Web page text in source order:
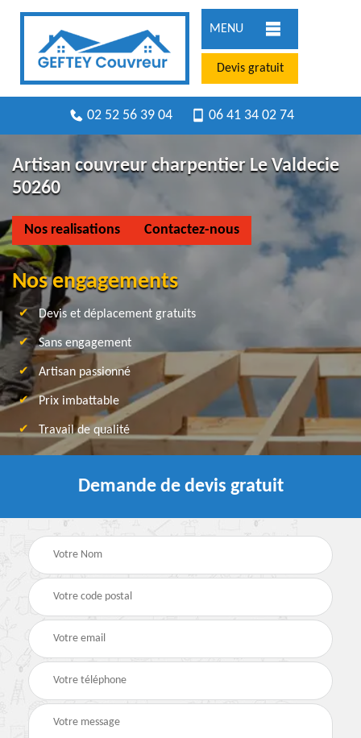
MENU
Devis gratuit
02 52 56 39 04 06 41 34 02 74
Artisan couvreur charpentier Le Valdecie
50260
Nos realisations Contactez-nous
Nos engagements
Devis et déplacement gratuits
Sans engagement
Artisan passionné
Prix imbattable
Travail de qualité
Demande de devis gratuit